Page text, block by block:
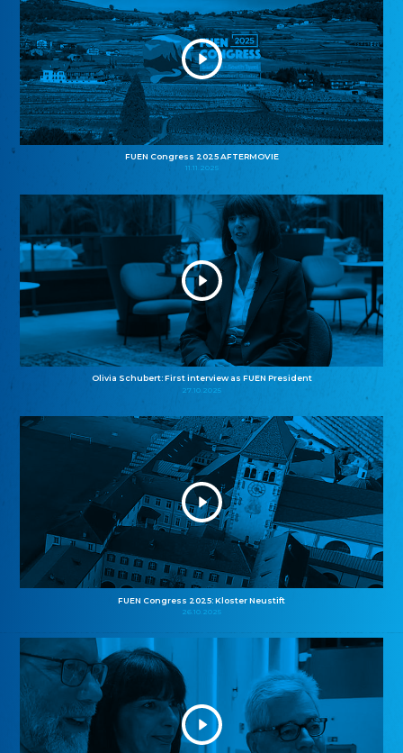
FUEN Congress 2025 AFTERMOVIE
11.11.2025
Olivia Schubert: First interview as FUEN President
27.10.2025
FUEN Congress 2025: Kloster Neustift
26.10.2025